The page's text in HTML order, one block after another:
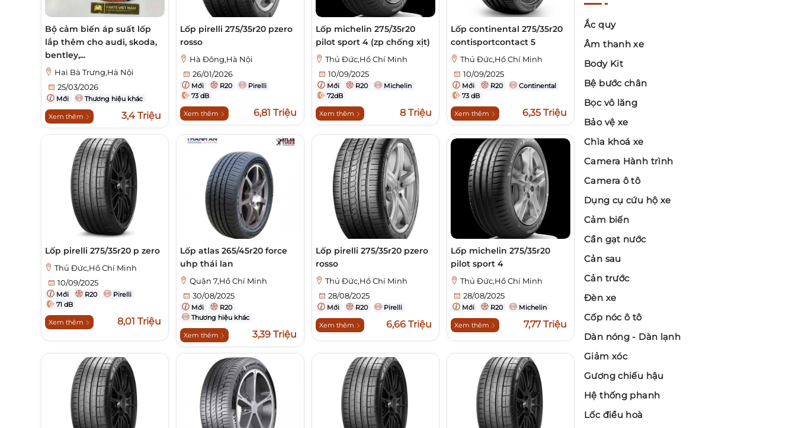
Bộ cảm biến áp suất lốp
lắp thêm cho audi, skoda,
bentley,...
Hai Bà Trưng,Hà Nội
25/03/2026
Mới Thương hiệu khác
Xem thêm 3,4 Triệu
Lốp pirelli 275/35r20 pzero
rosso
Hà Đông,Hà Nội
26/01/2026
Mới R20
Pirelli
73 dB
Xem thêm 6,81 Triệu
Lốp michelin 275/35r20
pilot sport 4 (zp chống xịt)
Thủ Đức,Hồ Chí Minh
10/09/2025
Mới R20
Michelin
72dB
Xem thêm 8 Triệu
Lốp continental 275/35r20
contisportcontact 5
Thủ Đức,Hồ Chí Minh
10/09/2025
Mới R20
Continental
73 dB
Xem thêm 6,35 Triệu
Lốp pirelli 275/35r20 p zero
Thủ Đức,Hồ Chí Minh
10/09/2025
Mới R20
Pirelli
71 dB
Xem thêm 8,01 Triệu
Lốp atlas 265/45r20 force
uhp thái lan
Quận 7,Hồ Chí Minh
30/08/2025
Mới
R20
Thương hiệu khác
Xem thêm 3,39 Triệu
Lốp pirelli 275/35r20 pzero
rosso
Thủ Đức,Hồ Chí Minh
28/08/2025
Mới R20 Pirelli
Xem thêm 6,66 Triệu
Lốp michelin 275/35r20
pilot sport 4
Thủ Đức,Hồ Chí Minh
28/08/2025
Mới R20 Michelin
Xem thêm 7,77 Triệu
Ắc quy
Âm thanh xe
Body Kit
Bệ bước chân
Bọc vô lăng
Bảo vệ xe
Chìa khoá xe
Camera Hành trình
Camera ô tô
Dụng cụ cứu hộ xe
Cảm biến
Cần gạt nước
Cản sau
Cản trước
Đèn xe
Cốp nóc ô tô
Dàn nóng - Dàn lạnh
Giảm xóc
Gương chiếu hậu
Hệ thống phanh
Lốc điều hoà